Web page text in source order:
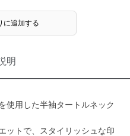
に追加する
明
使用した半袖タートルネック
ットで、スタイリッシュな印